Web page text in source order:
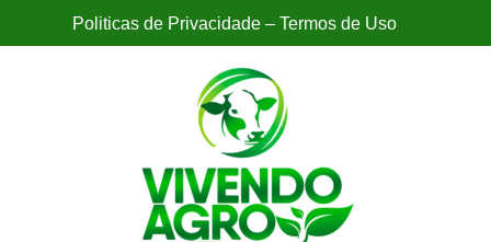
Politicas de Privacidade – Termos de Uso